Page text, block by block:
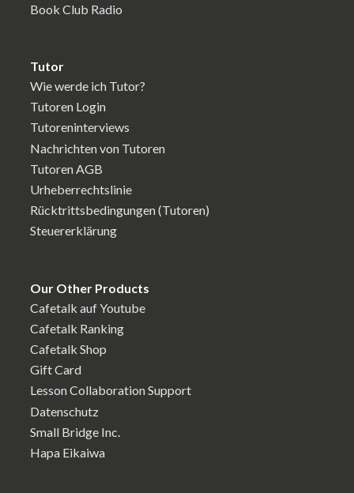
Book Club Radio
Tutor
Wie werde ich Tutor?
Tutoren Login
Tutoreninterviews
Nachrichten von Tutoren
Tutoren AGB
Urheberrechtslinie
Rücktrittsbedingungen (Tutoren)
Steuererklärung
Our Other Products
Cafetalk auf Youtube
Cafetalk Ranking
Cafetalk Shop
Gift Card
Lesson Collaboration Support
Datenschutz
Small Bridge Inc.
Hapa Eikaiwa